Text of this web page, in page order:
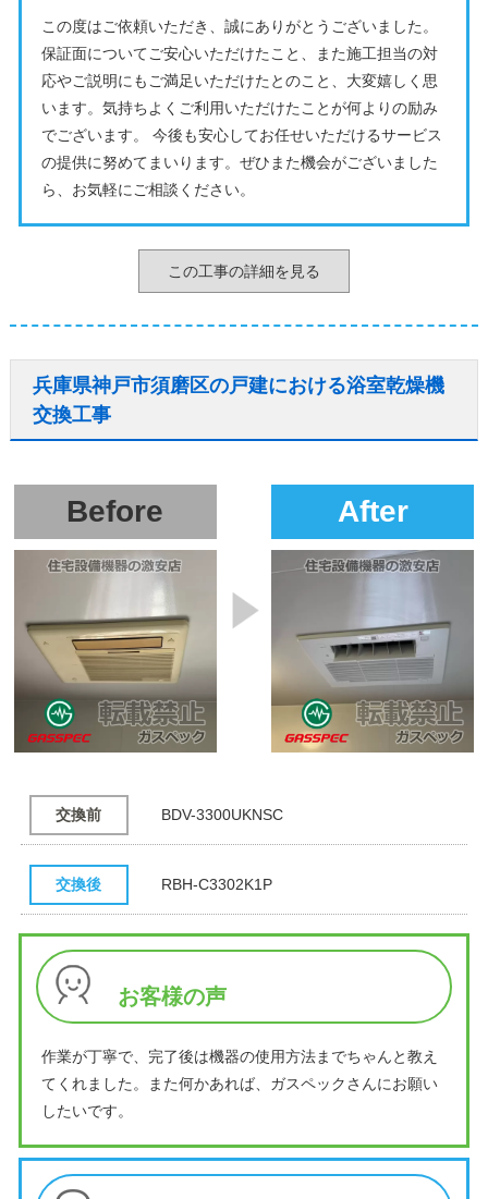
この度はご依頼いただき、誠にありがとうございました。
保証面についてご安心いただけたこと、また施工担当の対
応やご説明にもご満足いただけたとのこと、大変嬉しく思
います。気持ちよくご利用いただけたことが何よりの励み
でございます。 今後も安心してお任せいただけるサービス
の提供に努めてまいります。ぜひまた機会がございました
ら、お気軽にご相談ください。
この工事の詳細を見る
兵庫県神戸市須磨区の戸建における浴室乾燥機
交換工事
Before After
交換前 BDV-3300UKNSC
交換後 RBH-C3302K1P
お客様の声
作業が丁寧で、完了後は機器の使用方法までちゃんと教え
てくれました。また何かあれば、ガスペックさんにお願い
したいです。